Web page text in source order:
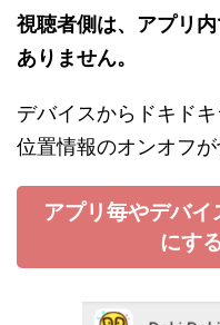
視聴者側は、アプリ
ありません。
デバイスからドキド
位置情報のオンオフが
アプリ毎やデバ
にす